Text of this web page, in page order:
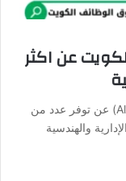
عن اكثر
تعلن شركة صناعات الغانم (Alghanim Industries) عن توفر عدد من
والهندسية